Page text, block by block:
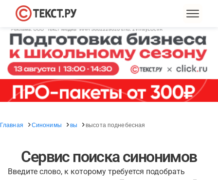
Главная Синонимы вы высота поднебесная
Сервис поиска синонимов
Введите слово, к которому требуется подобрать